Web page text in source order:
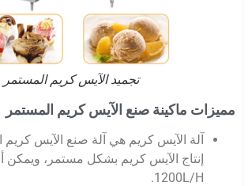
تجميد الآيس كريم المستمر
مميزات ماكينة صنع الآيس كريم المستمر
آلة الآيس كريم هي آلة صنع الآيس كريم
إنتاج الآيس كريم بشكل مستمر، ويمكن
1200L/H.